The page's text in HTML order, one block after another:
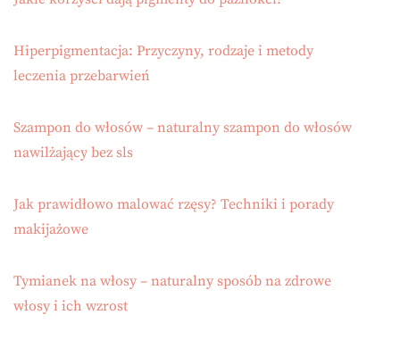
Hiperpigmentacja: Przyczyny, rodzaje i metody
leczenia przebarwień
Szampon do włosów – naturalny szampon do włosów
nawilżający bez sls
Jak prawidłowo malować rzęsy? Techniki i porady
makijażowe
Tymianek na włosy – naturalny sposób na zdrowe
włosy i ich wzrost